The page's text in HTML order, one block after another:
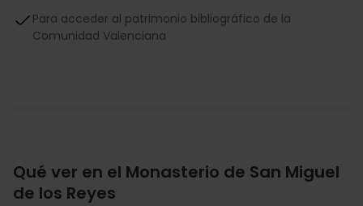
Para acceder al patrimonio bibliográfico de la
Comunidad Valenciana
Qué ver en el Monasterio de San Miguel
de los Reyes